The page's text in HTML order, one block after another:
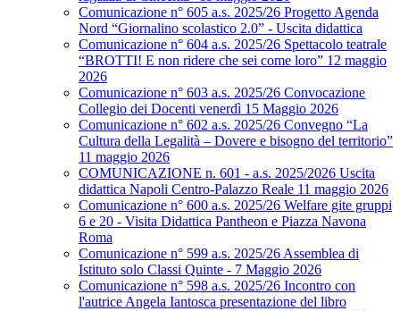
Comunicazione n° 605 a.s. 2025/26 Progetto Agenda
Nord “Giornalino scolastico 2.0” - Uscita didattica
Comunicazione n° 604 a.s. 2025/26 Spettacolo teatrale
“BROTTI! E non ridere che sei come loro” 12 maggio
2026
Comunicazione n° 603 a.s. 2025/26 Convocazione
Collegio dei Docenti venerdì 15 Maggio 2026
Comunicazione n° 602 a.s. 2025/26 Convegno “La
Cultura della Legalità – Dovere e bisogno del territorio”
11 maggio 2026
COMUNICAZIONE n. 601 - a.s. 2025/2026 Uscita
didattica Napoli Centro-Palazzo Reale 11 maggio 2026
Comunicazione n° 600 a.s. 2025/26 Welfare gite gruppi
6 e 20 - Visita Didattica Pantheon e Piazza Navona
Roma
Comunicazione n° 599 a.s. 2025/26 Assemblea di
Istituto solo Classi Quinte - 7 Maggio 2026
Comunicazione n° 598 a.s. 2025/26 Incontro con
l'autrice Angela Iantosca presentazione del libro